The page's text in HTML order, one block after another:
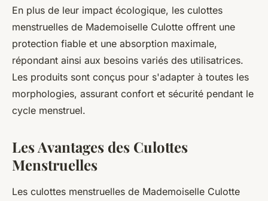
En plus de leur impact écologique, les culottes
menstruelles de Mademoiselle Culotte offrent une
protection fiable et une absorption maximale,
répondant ainsi aux besoins variés des utilisatrices.
Les produits sont conçus pour s'adapter à toutes les
morphologies, assurant confort et sécurité pendant le
cycle menstruel.
Les Avantages des Culottes
Menstruelles
Les culottes menstruelles de Mademoiselle Culotte